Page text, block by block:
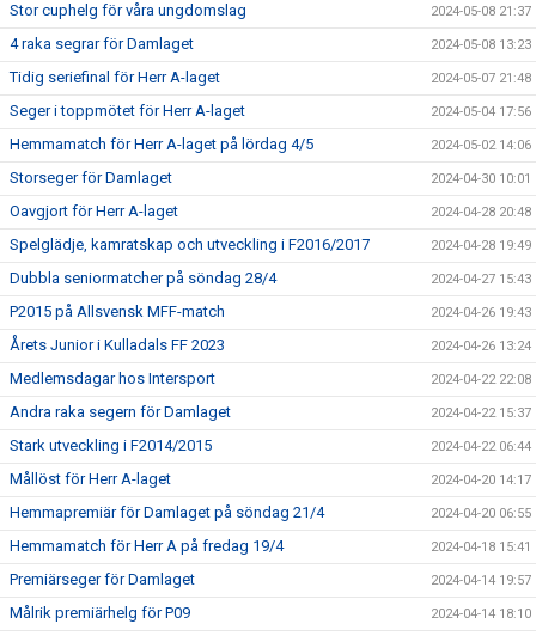
Stor cuphelg för våra ungdomslag 2024-05-08 21:37
4 raka segrar för Damlaget 2024-05-08 13:23
Tidig seriefinal för Herr A-laget 2024-05-07 21:48
Seger i toppmötet för Herr A-laget 2024-05-04 17:56
Hemmamatch för Herr A-laget på lördag 4/5 2024-05-02 14:06
Storseger för Damlaget 2024-04-30 10:01
Oavgjort för Herr A-laget 2024-04-28 20:48
Spelglädje, kamratskap och utveckling i F2016/2017 2024-04-28 19:49
Dubbla seniormatcher på söndag 28/4 2024-04-27 15:43
P2015 på Allsvensk MFF-match 2024-04-26 19:43
Årets Junior i Kulladals FF 2023 2024-04-26 13:24
Medlemsdagar hos Intersport 2024-04-22 22:08
Andra raka segern för Damlaget 2024-04-22 15:37
Stark utveckling i F2014/2015 2024-04-22 06:44
Mållöst för Herr A-laget 2024-04-20 14:17
Hemmapremiär för Damlaget på söndag 21/4 2024-04-20 06:55
Hemmamatch för Herr A på fredag 19/4 2024-04-18 15:41
Premiärseger för Damlaget 2024-04-14 19:57
Målrik premiärhelg för P09 2024-04-14 18:10